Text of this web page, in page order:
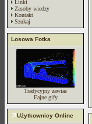
Linki
Zasoby wiedzy
Kontakt
Szukaj
Losowa Fotka
Tradycyjny zawias
Fajne gify
Użytkownicy Online